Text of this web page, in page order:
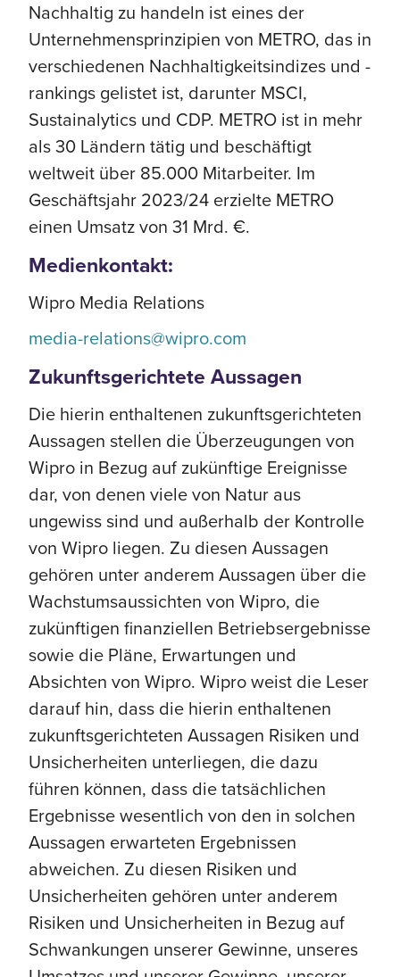
Nachhaltig zu handeln ist eines der
Unternehmensprinzipien von METRO, das in
verschiedenen Nachhaltigkeitsindizes und -
rankings gelistet ist, darunter MSCI,
Sustainalytics und CDP. METRO ist in mehr
als 30 Ländern tätig und beschäftigt
weltweit über 85.000 Mitarbeiter. Im
Geschäftsjahr 2023/24 erzielte METRO
einen Umsatz von 31 Mrd. €.
Medienkontakt:
Wipro Media Relations
media-relations@wipro.com
Zukunftsgerichtete Aussagen
Die hierin enthaltenen zukunftsgerichteten
Aussagen stellen die Überzeugungen von
Wipro in Bezug auf zukünftige Ereignisse
dar, von denen viele von Natur aus
ungewiss sind und außerhalb der Kontrolle
von Wipro liegen. Zu diesen Aussagen
gehören unter anderem Aussagen über die
Wachstumsaussichten von Wipro, die
zukünftigen finanziellen Betriebsergebnisse
sowie die Pläne, Erwartungen und
Absichten von Wipro. Wipro weist die Leser
darauf hin, dass die hierin enthaltenen
zukunftsgerichteten Aussagen Risiken und
Unsicherheiten unterliegen, die dazu
führen können, dass die tatsächlichen
Ergebnisse wesentlich von den in solchen
Aussagen erwarteten Ergebnissen
abweichen. Zu diesen Risiken und
Unsicherheiten gehören unter anderem
Risiken und Unsicherheiten in Bezug auf
Schwankungen unserer Gewinne, unseres